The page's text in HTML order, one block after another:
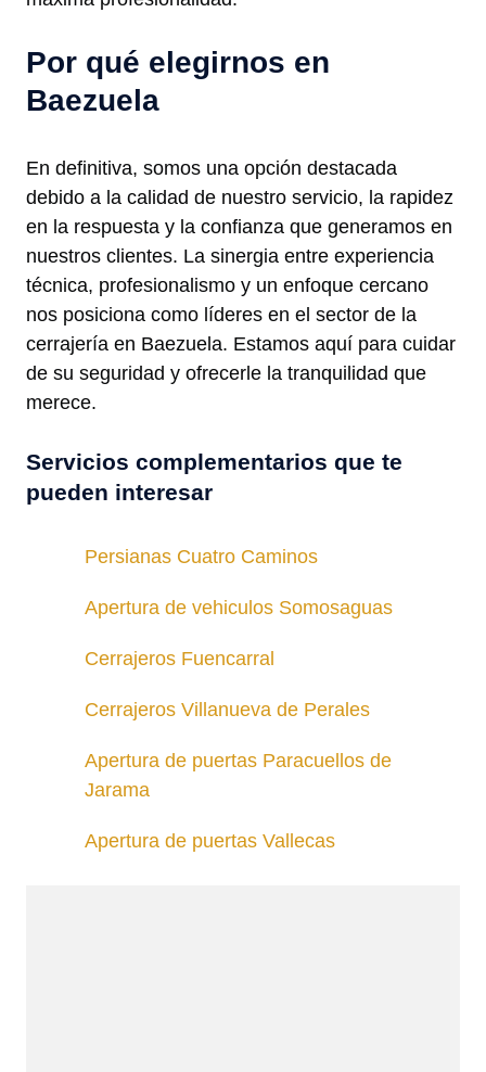
Por qué elegirnos en
Baezuela
En definitiva, somos una opción destacada
debido a la calidad de nuestro servicio, la rapidez
en la respuesta y la confianza que generamos en
nuestros clientes. La sinergia entre experiencia
técnica, profesionalismo y un enfoque cercano
nos posiciona como líderes en el sector de la
cerrajería en Baezuela. Estamos aquí para cuidar
de su seguridad y ofrecerle la tranquilidad que
merece.
Servicios complementarios que te
pueden interesar
Persianas Cuatro Caminos
Apertura de vehiculos Somosaguas
Cerrajeros Fuencarral
Cerrajeros Villanueva de Perales
Apertura de puertas Paracuellos de
Jarama
Apertura de puertas Vallecas